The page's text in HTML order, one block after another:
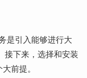
是引入能够进行大
接下来，选择和安装
前提。